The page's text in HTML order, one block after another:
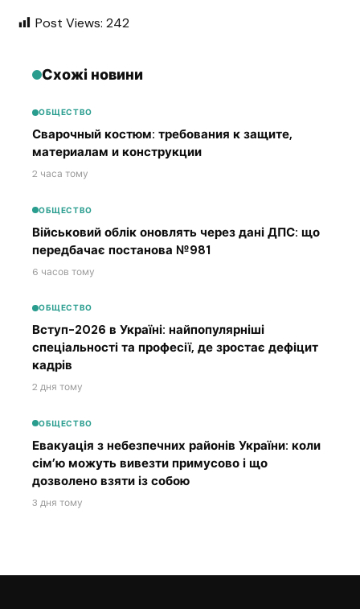
Post Views: 242
Схожі новини
ОБЩЕСТВО
Сварочный костюм: требования к защите,
материалам и конструкции
2 часа тому
ОБЩЕСТВО
Військовий облік оновлять через дані ДПС: що
передбачає постанова №981
6 часов тому
ОБЩЕСТВО
Вступ-2026 в Україні: найпопулярніші
спеціальності та професії, де зростає дефіцит
кадрів
2 дня тому
ОБЩЕСТВО
Евакуація з небезпечних районів України: коли
сім’ю можуть вивезти примусово і що
дозволено взяти із собою
3 дня тому